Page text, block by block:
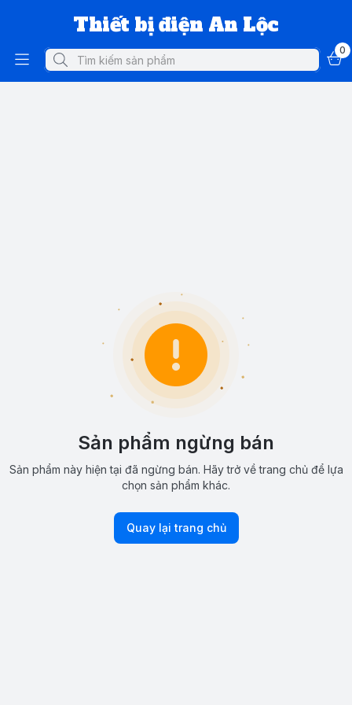
Thiết bị điện An Lộc
0
Sản phẩm ngừng bán
Sản phẩm này hiện tại đã ngừng bán. Hãy trở về trang chủ để lựa
chọn sản phẩm khác.
Quay lại trang chủ